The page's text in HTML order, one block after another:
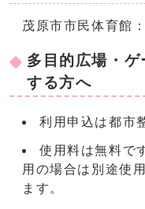
茂原市市民体育館
多目的広場・
する方へ
利用申込は都市
使用料は無料で
用の場合は別途使
ます。